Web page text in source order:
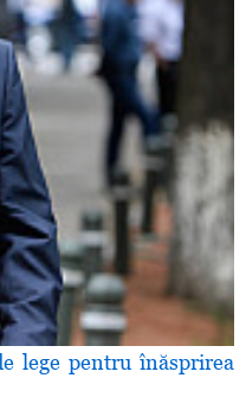
lege pentru înăsprirea